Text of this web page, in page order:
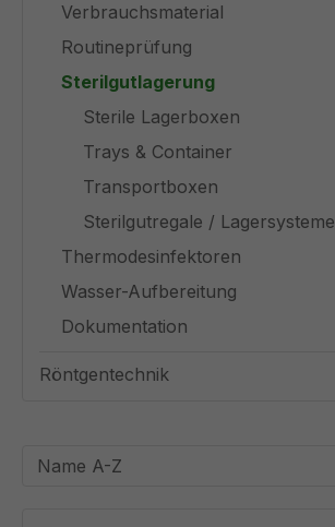
Verbrauchsmaterial
Routineprüfung
Sterilgutlagerung
Sterile Lagerboxen
Trays & Container
Transportboxen
Sterilgutregale / Lagersysteme
Thermodesinfektoren
Wasser-Aufbereitung
Dokumentation
Röntgentechnik